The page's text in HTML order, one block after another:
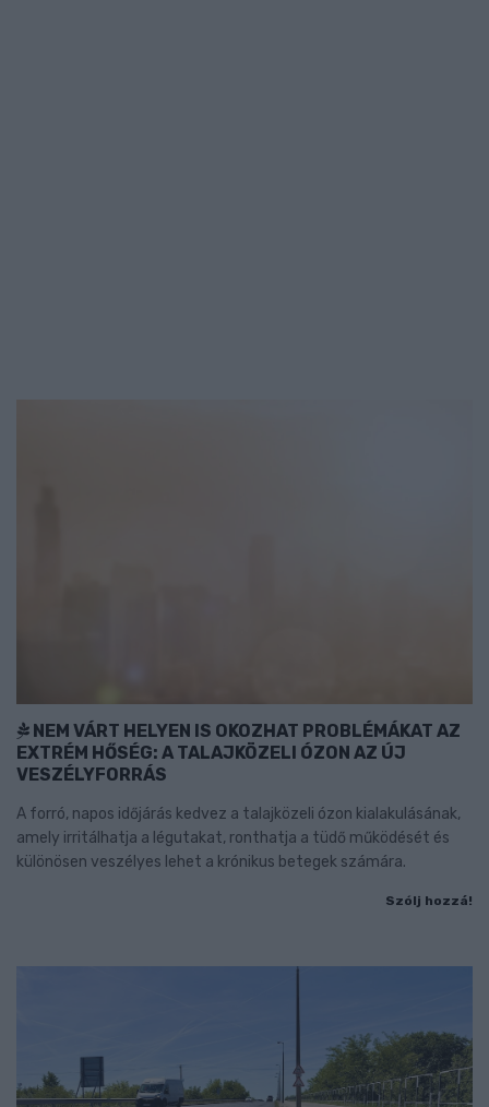
NEM VÁRT HELYEN IS OKOZHAT PROBLÉMÁKAT AZ
EXTRÉM HŐSÉG: A TALAJKÖZELI ÓZON AZ ÚJ
VESZÉLYFORRÁS
A forró, napos időjárás kedvez a talajközeli ózon kialakulásának,
amely irritálhatja a légutakat, ronthatja a tüdő működését és
különösen veszélyes lehet a krónikus betegek számára.
Szólj hozzá!